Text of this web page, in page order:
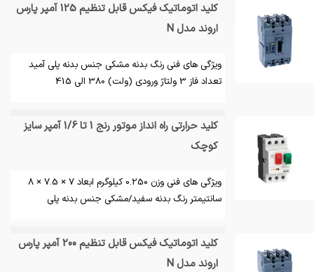
کلید اتوماتیک فیکس قابل تنظیم 125 آمپر پارس
اروند مدل N
ویژگی های فنی رنگ بدنه مشکی جنس بدنه پلی آمید
تعداد فاز 3 ولتاژ ورودی (ولت) 380 الی 415
کلید حرارتی راه انداز موتور رنج 1 تا 1/6 آمپر سایز
کوچک
ویژگی های فنی وزن 0.250 کیلوگرم ابعاد 7 × 7.5 × 8
سانتیمتر رنگ بدنه سفید/مشکی جنس بدنه پلی
کلید اتوماتیک فیکس قابل تنظیم 200 آمپر پارس
اروند مدل N